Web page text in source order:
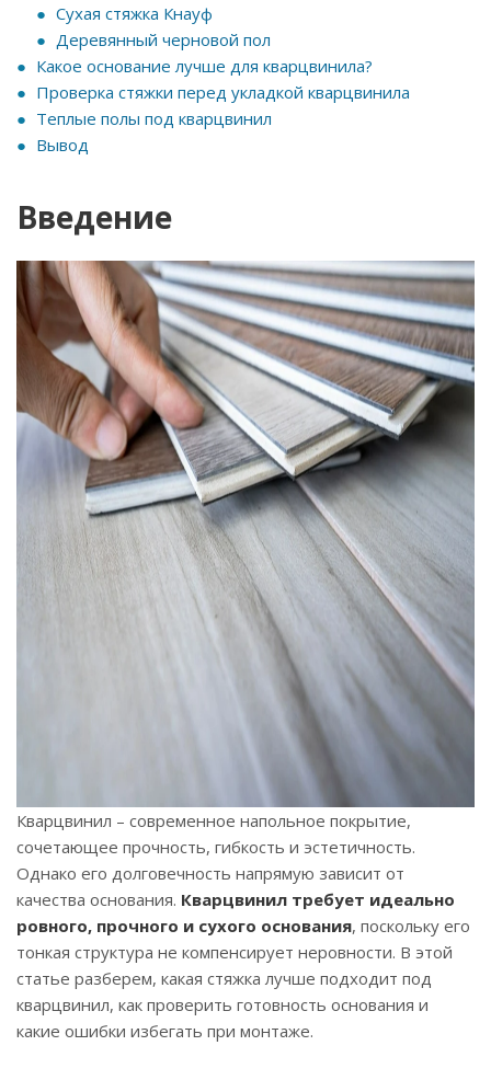
Сухая стяжка Кнауф
Деревянный черновой пол
Какое основание лучше для кварцвинила?
Проверка стяжки перед укладкой кварцвинила
Теплые полы под кварцвинил
Вывод
Введение
Кварцвинил – современное напольное покрытие,
сочетающее прочность, гибкость и эстетичность.
Однако его долговечность напрямую зависит от
качества основания. Кварцвинил требует идеально
ровного, прочного и сухого основания, поскольку его
тонкая структура не компенсирует неровности. В этой
статье разберем, какая стяжка лучше подходит под
кварцвинил, как проверить готовность основания и
какие ошибки избегать при монтаже.